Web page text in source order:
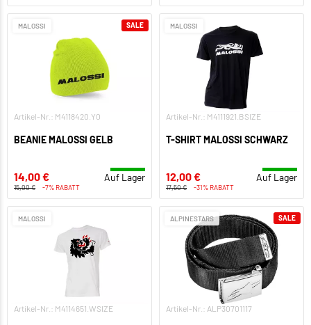
MALOSSI
Artikel-Nr.: M4118420.Y0
BEANIE MALOSSI GELB
14,00 € Auf Lager
15,00 € -7% RABATT
SALE MALOSSI
Artikel-Nr.: M4111921.BSIZE
T-SHIRT MALOSSI SCHWARZ
12,00 € Auf Lager
17,50 € -31% RABATT
MALOSSI
Artikel-Nr.: M4114651.WSIZE
ALPINESTARS
Artikel-Nr.: ALP30701117
SALE